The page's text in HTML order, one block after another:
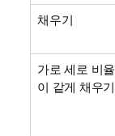
채우기
가로 세로 비율
이 같게 채우기